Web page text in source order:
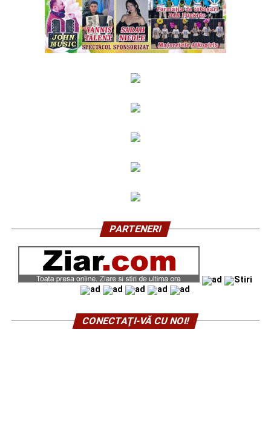
PARTENERI
CONECTAŢI-VĂ CU NOI!